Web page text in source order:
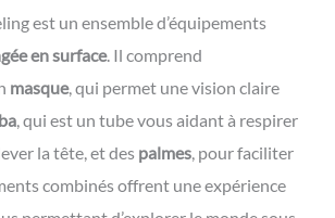
est un ensemble d’équipements
en surface. Il comprend
masque, qui permet une vision claire
, qui est un tube vous aidant à respirer
la tête, et des palmes, pour faciliter
combinés offrent une expérience